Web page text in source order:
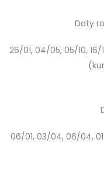
Daty
26/01, 04/05, 05/10,
06/01, 03/04, 06/04,